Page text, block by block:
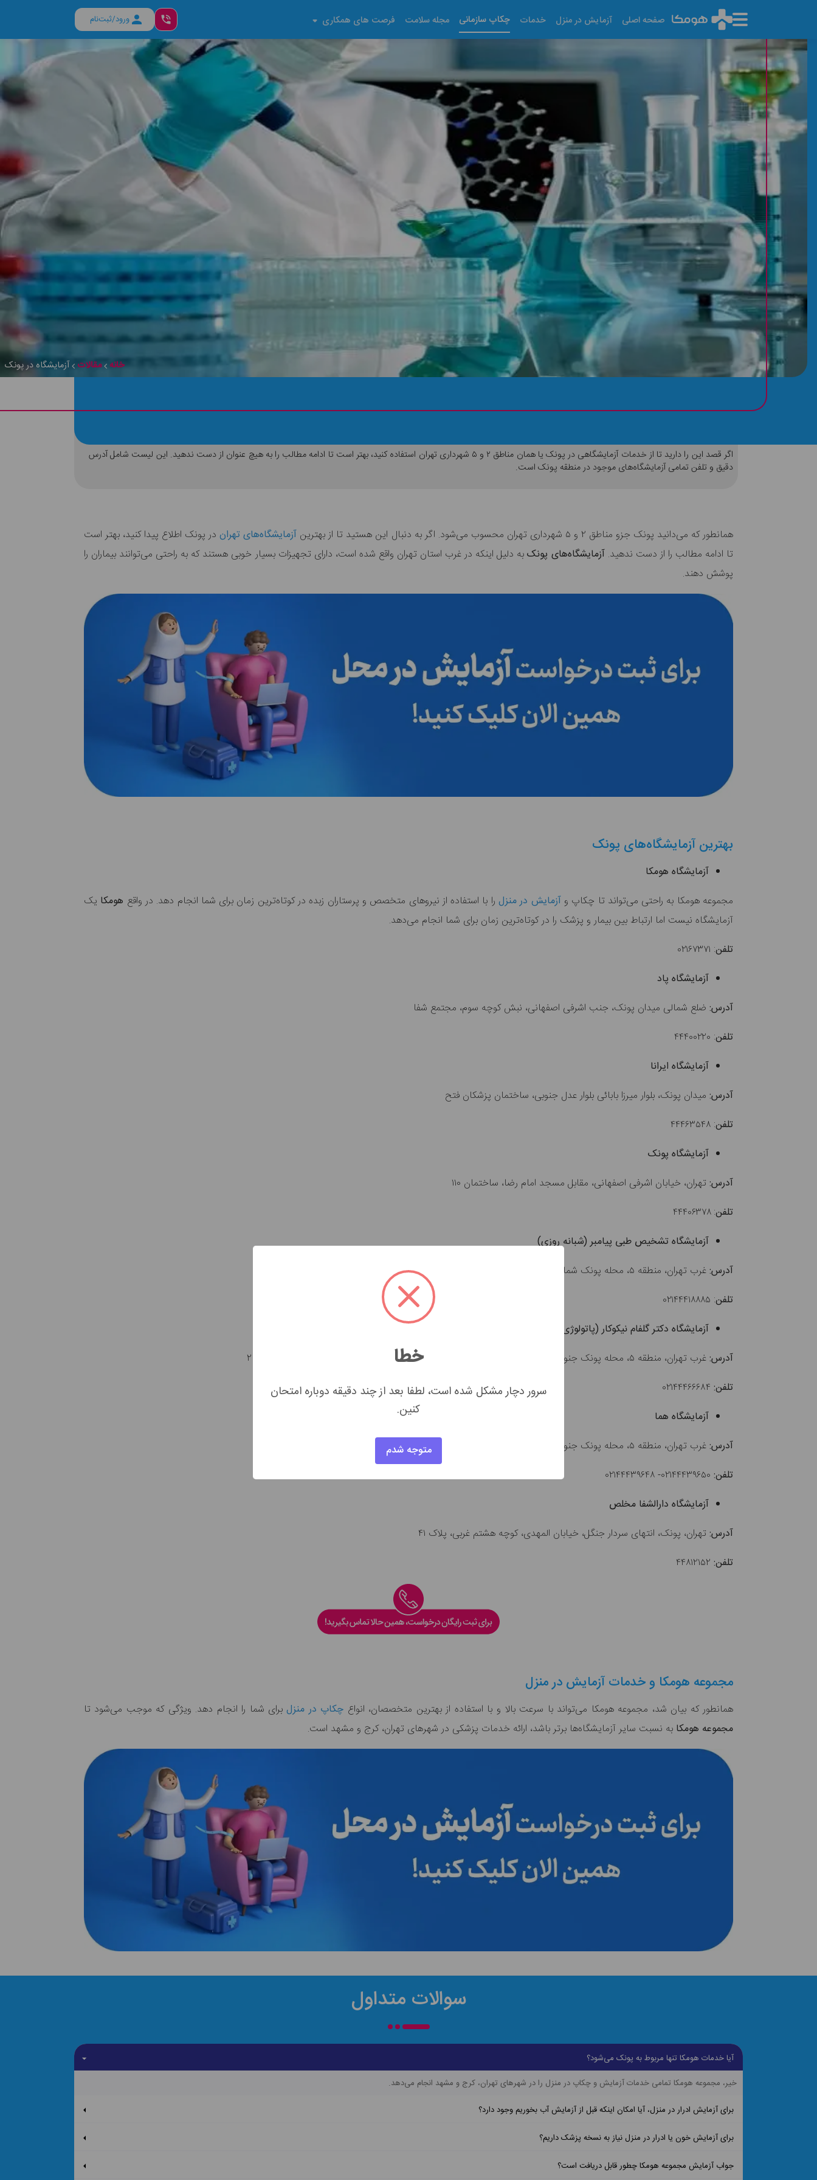
صفحه اصلی آزمایش در منزل خدمات چکاپ سازمانی مجله سلامت فرصت های همکاری ورود/ثبت‌نام
خانه مقالات آزمایشگاه در پونک
آزمایشگاه در پونک
آخرین تاریخ به روز رسانی: ۱۴۰۵/۰۵/۱۴
اگر قصد این را دارید تا از خدمات آزمایشگاهی در پونک یا همان مناطق ۲ و ۵ شهرداری تهران استفاده کنید، بهتر است تا ادامه مطالب را به هیچ عنوان از دست ندهید. این لیست شامل آدرس
دقیق و تلفن تمامی آزمایشگاه‌های موجود در منطقه پونک است.
همانطور که می‌دانید پونک جزو مناطق ۲ و ۵ شهرداری تهران محسوب می‌شود. اگر به دنبال این هستید تا از بهترین آزمایشگاه‌های تهراندر پونک اطلاع پیدا کنید، بهتر است
تا ادامه مطالب را از دست ندهید.آزمایشگاه‌های پونکبه دلیل اینکه در غرب استان تهران واقع شده است، دارای تجهیزات بسیار خوبی هستند که به راحتی می‌توانند بیماران را
پوشش دهند.
بهترین آزمایشگاه‌های پونک
آزمایشگاه هومکا
مجموعه هومکا به راحتی می‌تواند تا چکاپ وآزمایش در منزلرا با استفاده از نیروهای متخصص و پرستاران زبده در کوتاه‌ترین زمان برای شما انجام دهد. در واقع هومکا یک
آزمایشگاه نیست اما ارتباط بین بیمار و پزشک را در کوتاه‌ترین زمان برای شما انجام می‌دهد.
تلفن: ۰۲۱۶۷۳۷۱
آزمایشگاه پاد
آدرس: ضلع شمالی میدان پونک، جنب اشرفی اصفهانی، نبش کوچه سوم، مجتمع شفا
تلفن: ۴۴۴۰۰۲۲۰
آزمایشگاه ایرانا
آدرس: میدان پونک، بلوار میرزا بابائی بلوار عدل جنوبی، ساختمان پزشکان فتح
تلفن: ۴۴۴۶۳۵۴۸
آزمایشگاه پونک
آدرس: تهران، خیابان اشرفی اصفهانی، مقابل مسجد امام رضا، ساختمان ۱۱۰
تلفن: ۴۴۴۰۶۳۷۸
آزمایشگاه تشخیص طبی پیامبر (شبانه روزی)
آدرس:غرب تهران، منطقه ۵، محله پونک شمالی، بزرگراه اشرفی اصفهانی، نبش خیابان آزاده، روبروی مجتمع قضایی قدس
تلفن: ۰۲۱۴۴۴۱۸۸۸۵
آزمایشگاه دکتر گلفام نیکوکار (پاتولوژی)
آدرس:غرب تهران، منطقه ۵، محله پونک جنوبی، سردار جنگل، پایین تر از بزرگراه آبشناسان (ایرانپارس)، نبش کوچه شقایق، پلاک ۲
تلفن: ۰۲۱۴۴۴۶۶۶۸۴
آزمایشگاه هما
آدرس:غرب تهران، منطقه ۵، محله پونک جنوبی، سردار جنگل، پلاک ۳۰، طبقه همکف
تلفن: ۰۲۱۴۴۴۳۹۶۵۰- ۰۲۱۴۴۴۳۹۶۴۸
آزمایشگاه دارالشفا مخلص
آدرس: تهران، پونک، انتهای سردار جنگل، خیابان المهدی، کوچه هشتم غربی، پلاک ۴۱
تلفن: ۴۴۸۱۲۱۵۲
مجموعه هومکا و خدمات آزمایش در منزل
همانطور که بیان شد، مجموعه هومکا می‌تواند با سرعت بالا و با استفاده از بهترین متخصصان، انواع چکاپ در منزلبرای شما را انجام دهد. ویژگی که موجب می‌شود تا
مجموعه هومکا به نسبت سایر آزمایشگاه‌ها برتر باشد، ارائه خدمات پزشکی در شهرهای تهران، کرج و مشهد است.
سوالات متداول
آیا خدمات هومکا تنها مربوط به پونک می‌شود؟
خیر، مجموعه هومکا تمامی خدمات آزمایش و چکاپ در منزل را در شهرهای تهران، کرج و مشهد انجام می‌دهد.
برای آزمایش ادرار در منزل، آیا امکان اینکه قبل از آزمایش آب بخوریم وجود دارد؟
برای آزمایش خون یا ادرار در منزل نیاز به نسخه پزشک داریم؟
جواب آزمایش مجموعه هومکا چطور قابل دریافت است؟
خطا
سرور دچار مشکل شده است، لطفا بعد از چند دقیقه دوباره امتحان
کنین.
متوجه شدم